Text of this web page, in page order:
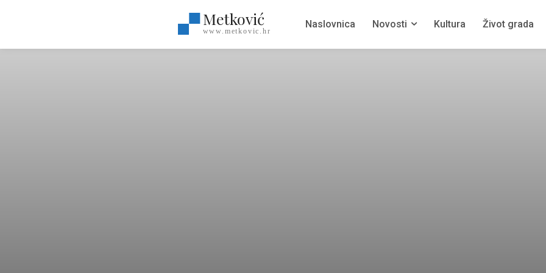
Metković
www.metkovic.hr
Naslovnica Novosti Kultura Život grada